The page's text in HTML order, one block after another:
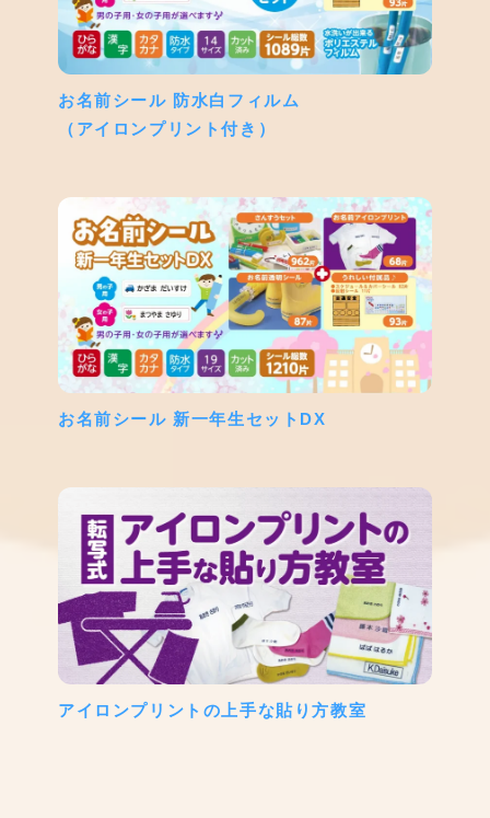
お名前シール 防水白フィルム
（アイロンプリント付き）
お名前シール 新一年生セットDX
アイロンプリントの上手な貼り方教室